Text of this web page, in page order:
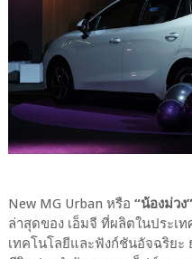
New MG Urban หรือ “น้องม่วง”
ล่าสุดของ เอ็มจี ที่ผลิตในประเ
เทคโนโลยีและฟังก์ชันอัจฉริยะ